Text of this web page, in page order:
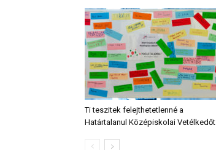
Ti teszitek felejthetetlenné a
Határtalanul Középiskolai Vetélkedőt